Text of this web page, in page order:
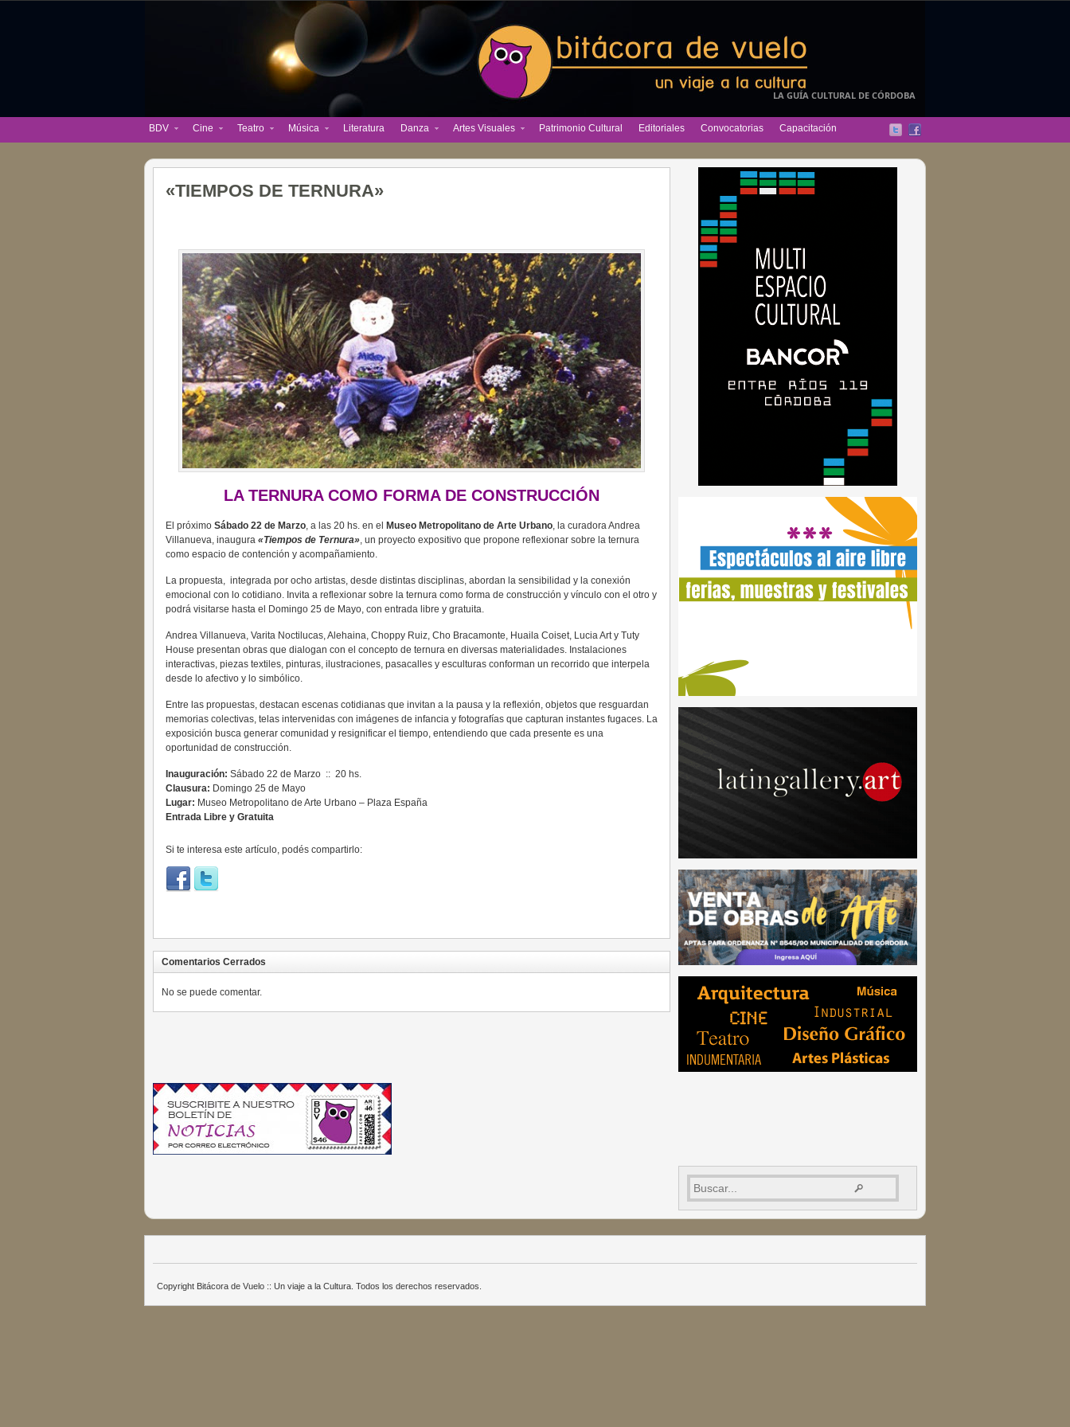
LA GUÍA CULTURAL DE CÓRDOBA
BDV Cine Teatro Música Literatura Danza Artes Visuales Patrimonio Cultural Editoriales Convocatorias Capacitación
«TIEMPOS DE TERNURA»
LA TERNURA COMO FORMA DE CONSTRUCCIÓN
El próximo Sábado 22 de Marzo, a las 20 hs. en el Museo Metropolitano de Arte Urbano, la curadora Andrea
Villanueva, inaugura «Tiempos de Ternura», un proyecto expositivo que propone reflexionar sobre la ternura
como espacio de contención y acompañamiento.
La propuesta, integrada por ocho artistas, desde distintas disciplinas, abordan la sensibilidad y la conexión
emocional con lo cotidiano. Invita a reflexionar sobre la ternura como forma de construcción y vínculo con el otro y
podrá visitarse hasta el Domingo 25 de Mayo, con entrada libre y gratuita.
Andrea Villanueva, Varita Noctilucas, Alehaina, Choppy Ruiz, Cho Bracamonte, Huaila Coiset, Lucia Art y Tuty
House presentan obras que dialogan con el concepto de ternura en diversas materialidades. Instalaciones
interactivas, piezas textiles, pinturas, ilustraciones, pasacalles y esculturas conforman un recorrido que interpela
desde lo afectivo y lo simbólico.
Entre las propuestas, destacan escenas cotidianas que invitan a la pausa y la reflexión, objetos que resguardan
memorias colectivas, telas intervenidas con imágenes de infancia y fotografías que capturan instantes fugaces. La
exposición busca generar comunidad y resignificar el tiempo, entendiendo que cada presente es una
oportunidad de construcción.
Inauguración: Sábado 22 de Marzo :: 20 hs.
Clausura: Domingo 25 de Mayo
Lugar: Museo Metropolitano de Arte Urbano – Plaza España
Entrada Libre y Gratuita
Si te interesa este artículo, podés compartirlo:
Comentarios Cerrados
No se puede comentar.
Copyright Bitácora de Vuelo :: Un viaje a la Cultura. Todos los derechos reservados.